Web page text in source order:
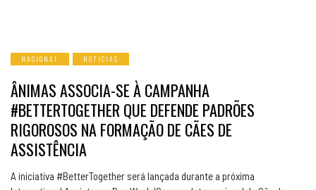
NACIONAL NOTICIAS
ÂNIMAS ASSOCIA-SE À CAMPANHA
#BETTERTOGETHER QUE DEFENDE PADRÕES
RIGOROSOS NA FORMAÇÃO DE CÃES DE
ASSISTÊNCIA
A iniciativa #BetterTogether será lançada durante a próxima